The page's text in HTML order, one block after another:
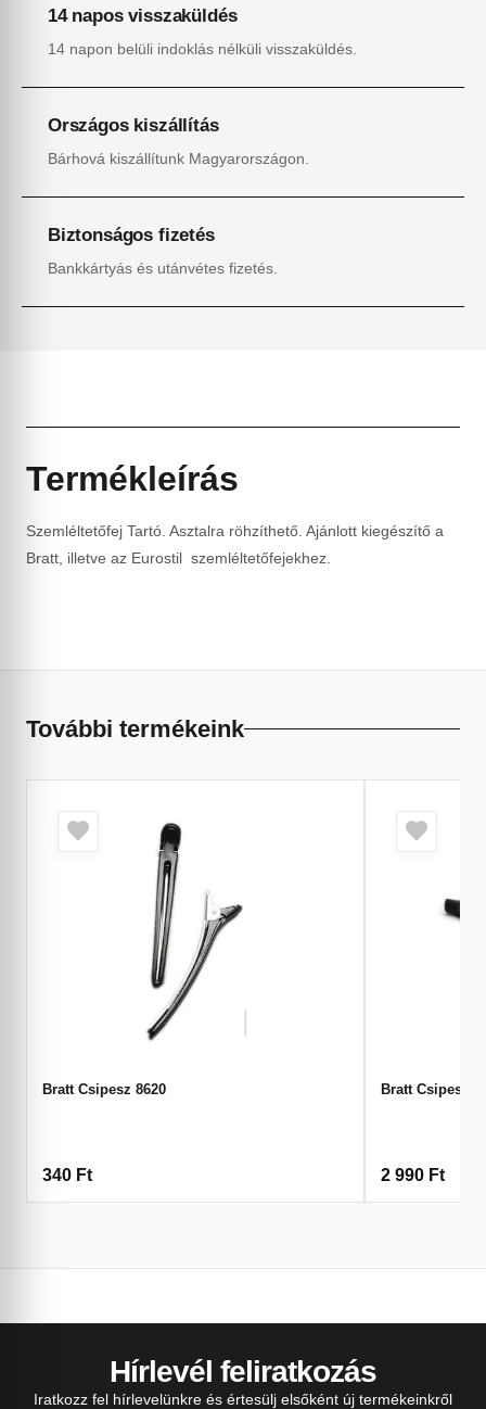
14 napos visszaküldés
14 napon belüli indoklás nélküli visszaküldés.
Országos kiszállítás
Bárhová kiszállítunk Magyarországon.
Biztonságos fizetés
Bankkártyás és utánvétes fizetés.
Termékleírás
Szemléltetőfej Tartó. Asztalra röhzíthető. Ajánlott kiegészítő a
Bratt, illetve az Eurostil szemléltetőfejekhez.
További termékeink
Bratt Csipesz 8620
340 Ft
Bratt Csipesz
2 990 Ft
Hírlevél feliratkozás
Iratkozz fel hírlevelünkre és értesülj elsőként új termékeinkről